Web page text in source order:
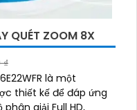
QUÉT ZOOM 8X
₫
là một
thiết kế để đáp ứng